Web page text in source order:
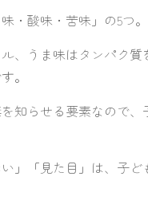
・酸味・苦味」の5つ。
、うま味はタンパク
。
知らせる要素なので
」「見た目」は、子